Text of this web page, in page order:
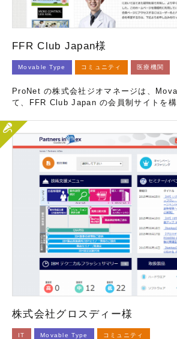
FFR Club Japan様
Movable Type コミュニティ 医療機関
ProNet の株式会社ジオマネージは、
て、FFR Club Japan の会員制サイトを構
株式会社グロスディー様
IT Movable Type コミュニティ